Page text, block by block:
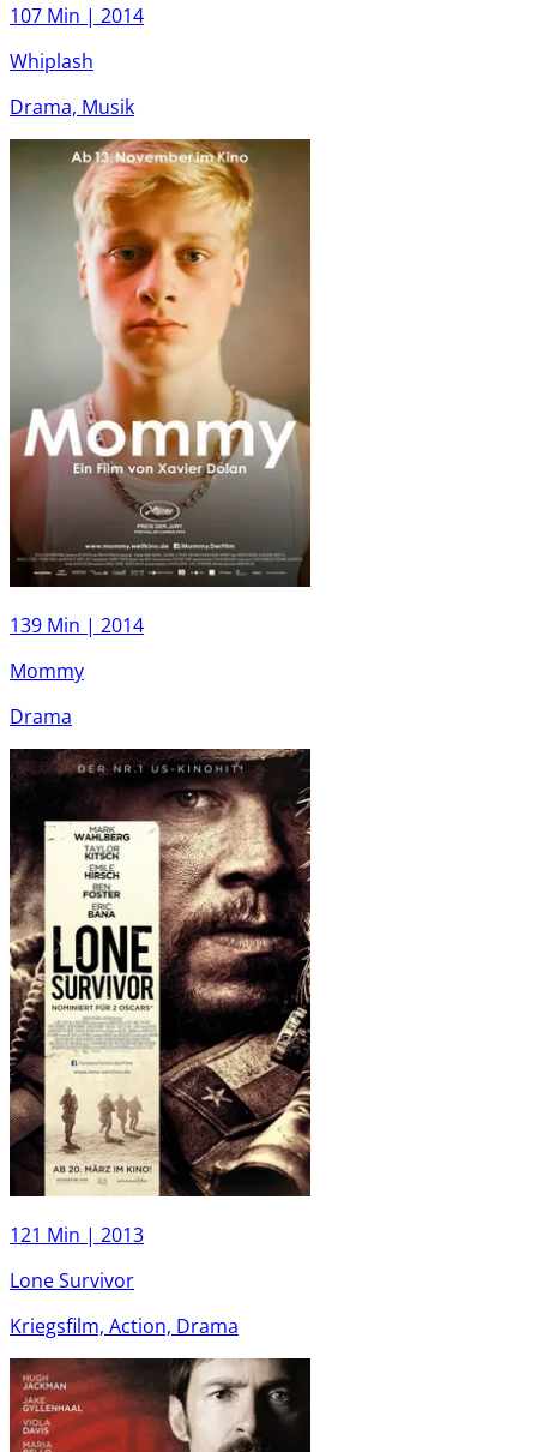
107 Min | 2014
Whiplash
Drama, Musik
139 Min | 2014
Mommy
Drama
121 Min | 2013
Lone Survivor
Kriegsfilm, Action, Drama